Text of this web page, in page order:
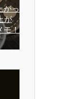
がっ
が
モ！